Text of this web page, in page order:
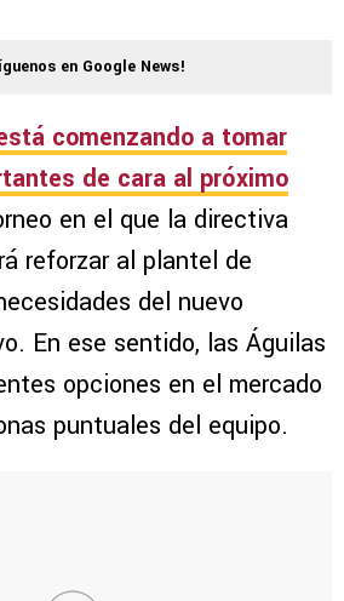
en Google News!
comenzando a tomar
de cara al próximo
en el que la directiva
reforzar al plantel de
del nuevo
En ese sentido, las Águilas
opciones en el mercado
puntuales del equipo.